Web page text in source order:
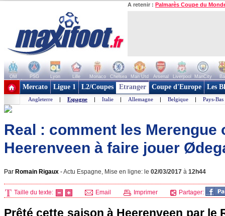
A retenir : Palmarès Coupe du
OM PSG Lyon Lille Monaco Chelsea Man Utd Arsenal Liverpool ManCity
+ de clubs
Mercato Ligue 1 L2/Coupes Etranger Coupe d'Europe Les
Angleterre | Espagne | Italie | Allemagne | Belgique | Pays-Bas
Real : comment les Merengue
Heerenveen à faire jouer
Par Romain Rigaux -Actu Espagne, Mise en ligne: le 02/03/2017 à 12h44
Taille du texte: Email Imprimer Partager:
Prêté cette saison à Heerenveen par le